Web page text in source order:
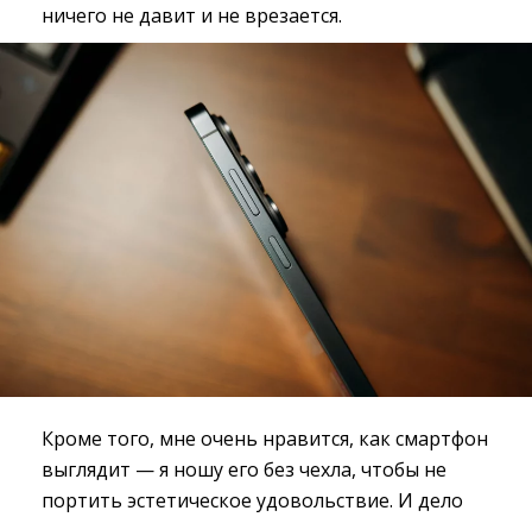
ничего не давит и не врезается.
Кроме того, мне очень нравится, как смартфон
выглядит — я ношу его без чехла, чтобы не
портить эстетическое удовольствие. И дело